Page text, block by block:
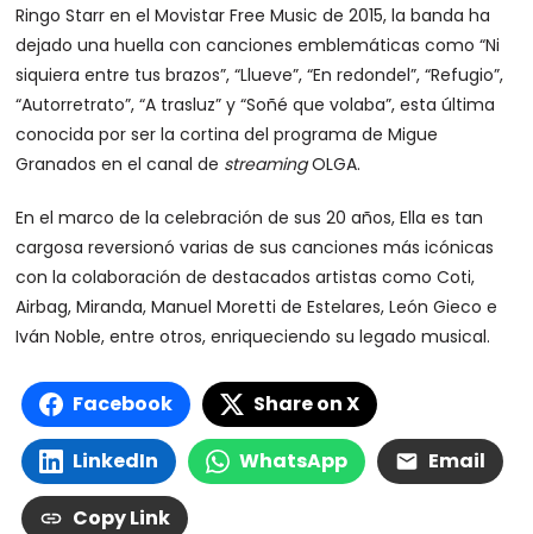
Ringo Starr en el Movistar Free Music de 2015, la banda ha
dejado una huella con canciones emblemáticas como “Ni
siquiera entre tus brazos”, “Llueve”, “En redondel”, “Refugio”,
“Autorretrato”, “A trasluz” y “Soñé que volaba”, esta última
conocida por ser la cortina del programa de Migue
Granados en el canal de streamingOLGA.
En el marco de la celebración de sus 20 años, Ella es tan
cargosa reversionó varias de sus canciones más icónicas
con la colaboración de destacados artistas como Coti,
Airbag, Miranda, Manuel Moretti de Estelares, León Gieco e
Iván Noble, entre otros, enriqueciendo su legado musical.
Facebook Share on X
LinkedIn WhatsApp Email
Copy Link